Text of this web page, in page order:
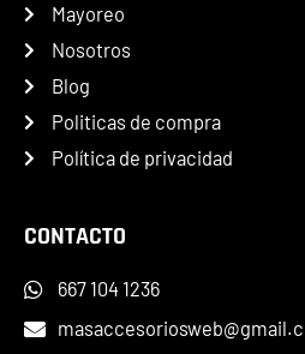
Mayoreo
Nosotros
Blog
Politicas de compra
Política de privacidad
CONTACTO
667 104 1236